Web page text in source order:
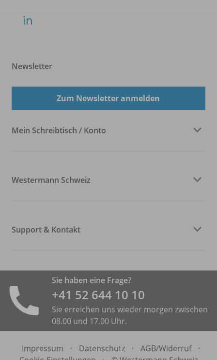
Newsletter
Zum Newsletter anmelden
Mein Schreibtisch / Konto
Westermann Schweiz
Support & Kontakt
Sie haben eine Frage?
+41 52 644 10 10
Sie erreichen uns wieder morgen zwischen
08.00 und 17.00 Uhr.
Impressum · Datenschutz · AGB/Widerruf
·